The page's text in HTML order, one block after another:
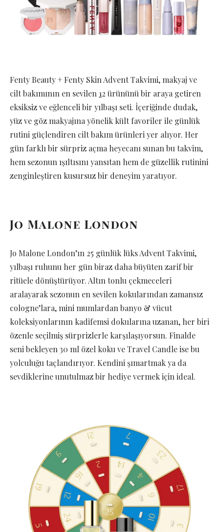
Fenty Beauty + Fenty Skin Advent Takvimi, makyaj ve
cilt bakımının en sevilen 12 ürününü bir araya getiren
eksiksiz ve eğlenceli bir yılbaşı seti. İçeriğinde dudak,
yüz ve göz makyajına yönelik kült favoriler ile günlük
rutini güçlendiren cilt bakım ürünleri yer alıyor. Her
gün farklı bir sürpriz açma heyecanı sunan bu takvim,
hem sezonun ışıltısını yansıtan hem de güzellik rutinini
zenginleştiren kusursuz bir deneyim yaratıyor.
Jo Malone London
Jo Malone London’ın 25 günlük lüks Advent Takvimi,
yılbaşı ruhunu her gün biraz daha büyüten zarif bir
ritüele dönüştürüyor. Altın tonlu çekmeceleri
aralayarak sezonun en sevilen kokularından zamansız
cologne’lara, mini mumlardan banyo & vücut
koleksiyonlarının kadifemsi dokularına uzanan, her biri
özenle seçilmiş sürprizlerle karşılaşıyorsun. Finalde
seni bekleyen 30 ml özel koku ve Travel Candle ise bu
yolculuğu taçlandırıyor. Kendini şımartmak ya da
sevdiklerine unutulmaz bir hediye vermek için ideal.